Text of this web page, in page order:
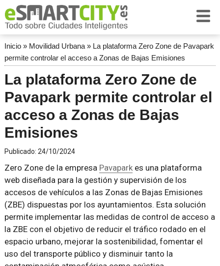
Inicio» Movilidad Urbana» La plataforma Zero Zone de Pavapark
permite controlar el acceso a Zonas de Bajas Emisiones
La plataforma Zero Zone de
Pavapark permite controlar el
acceso a Zonas de Bajas
Emisiones
Publicado: 24/10/2024
Zero Zone de la empresa Pavaparkes una plataforma
web diseñada para la gestión y supervisión de los
accesos de vehículos a las Zonas de Bajas Emisiones
(ZBE) dispuestas por los ayuntamientos. Esta solución
permite implementar las medidas de control de acceso a
la ZBE con el objetivo de reducir el tráfico rodado en el
espacio urbano, mejorar la sostenibilidad, fomentar el
uso del transporte público y disminuir tanto la